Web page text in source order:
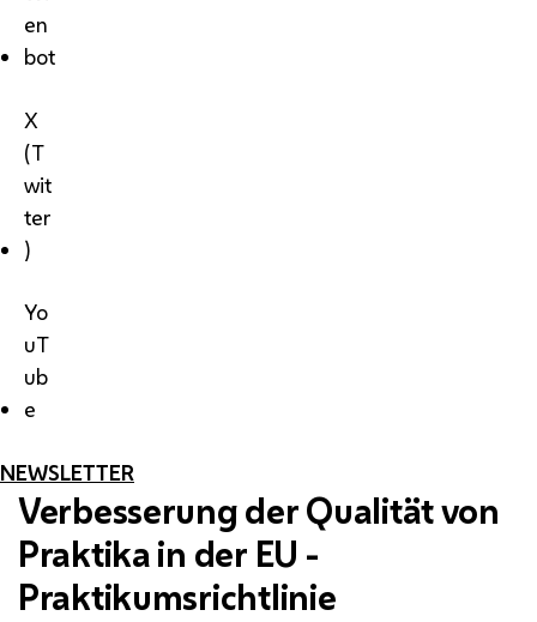
en
bot
X
(T
wit
ter
)
Yo
uT
ub
e
NEWSLETTER
Verbesserung der Qualität von
Praktika in der EU -
Praktikumsrichtlinie